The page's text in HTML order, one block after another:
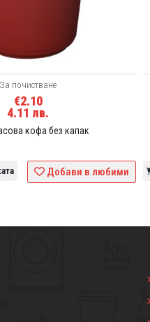
За почистване
€2.10
4.11 лв.
кофа без капак
Добави в любими